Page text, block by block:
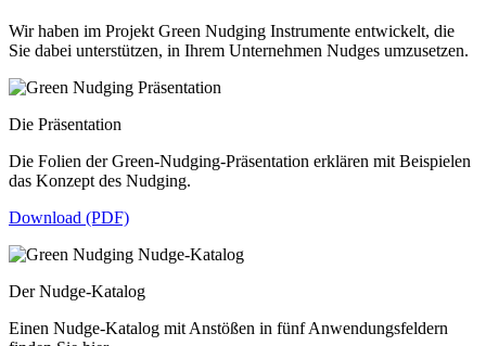
Wir haben im Projekt Green Nudging Instrumente entwickelt, die
Sie dabei unterstützen, in Ihrem Unternehmen Nudges umzusetzen.
Die Präsentation
Die Folien der Green-Nudging-Präsentation erklären mit Beispielen
das Konzept des Nudging.
Download (PDF)
Der Nudge-Katalog
Einen Nudge-Katalog mit Anstößen in fünf Anwendungsfeldern